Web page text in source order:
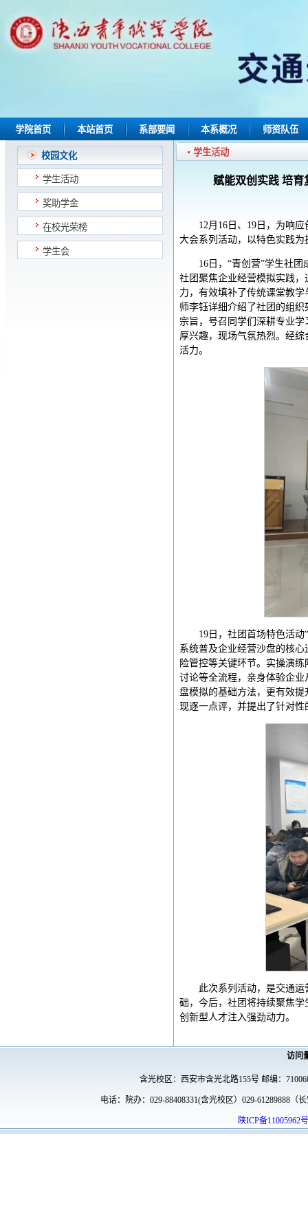
学院首页 本站首页 系部要闻 本系概况 师资队伍
校园文化
学生活动
奖助学金
在校光荣榜
学生会
学生活动
赋能双创实践 培
12月16日、19日，为响
大会系列活动，以特色实践
16日，“青创营”学生社
社团聚焦企业经营模拟实践
力，有效填补了传统课堂教
师李钰详细介绍了社团的组
宗旨，号召同学们深耕专业
厚兴趣，现场气氛热烈。经
活力。
19日，社团首场特色活
系统普及企业经营沙盘的核
险管控等关键环节。实操演
讨论等全流程，亲身体验企
盘模拟的基础方法，更有效
现逐一点评，并提出了针对性
此次系列活动，是交通
础，今后，社团将持续聚焦
创新型人才注入强劲动力。
访问
含光校区：西安市含光北路155号 邮编：
电话：院办：029-88408331(含光校区）029-61289888（
陕ICP备11005962